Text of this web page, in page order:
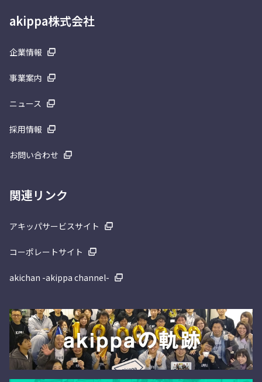
akippa株式会社
企業情報
事業案内
ニュース
採用情報
お問い合わせ
関連リンク
アキッパサービスサイト
コーポレートサイト
akichan -akippa channel-